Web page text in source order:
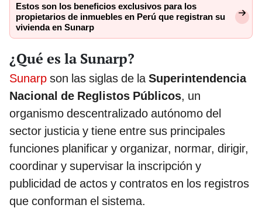
Estos son los beneficios exclusivos para los
propietarios de inmuebles en Perú que registran su
vivienda en Sunarp
¿Qué es la Sunarp?
Sunarp son las siglas de laSuperintendencia
Nacional de Reglistos Públicos, un
organismo descentralizado autónomo del
sector justicia y tiene entre sus principales
funciones planificar y organizar, normar, dirigir,
coordinar y supervisar la inscripción y
publicidad de actos y contratos en los registros
que conforman el sistema.